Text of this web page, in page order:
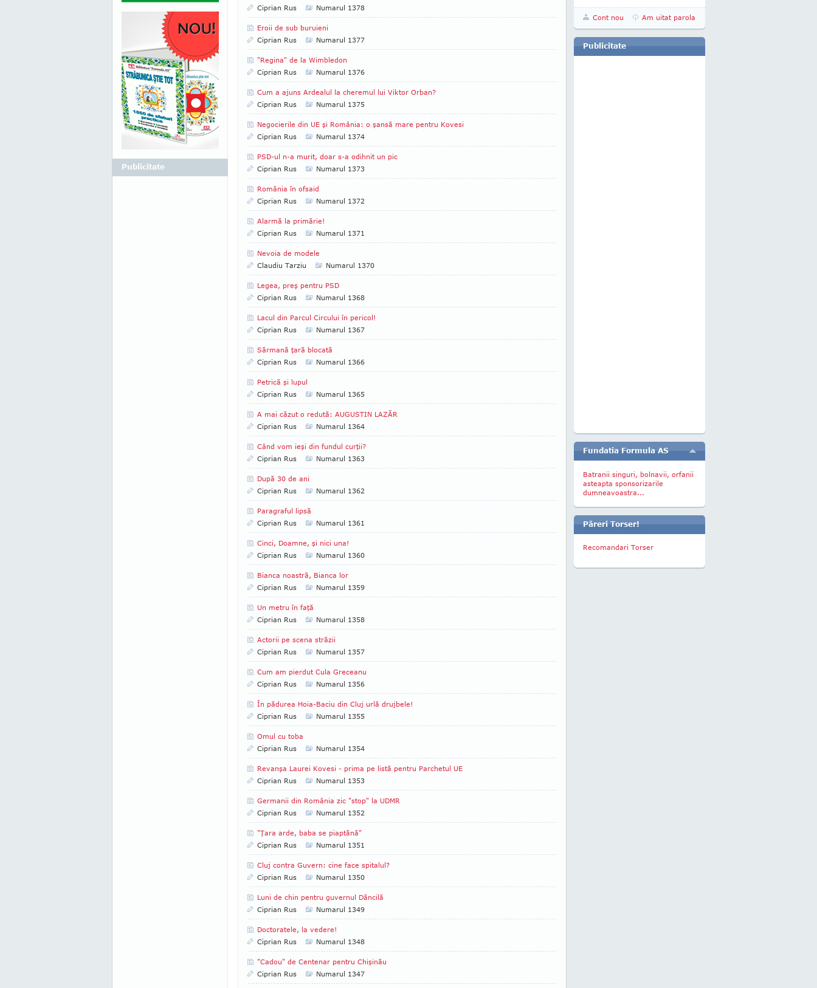
Ciprian Rus
Numarul 1378
Eroii de sub buruieni
Ciprian Rus
Numarul 1377
"Regina" de la Wimbledon
Ciprian Rus
Numarul 1376
Cum a ajuns Ardealul la cheremul lui Viktor Orban?
Ciprian Rus
Numarul 1375
Negocierile din UE şi România: o şansă mare pentru Kovesi
Ciprian Rus
Numarul 1374
PSD-ul n-a murit, doar s-a odihnit un pic
Ciprian Rus
Numarul 1373
România în ofsaid
Ciprian Rus
Numarul 1372
Alarmă la primărie!
Ciprian Rus
Numarul 1371
Nevoia de modele
Claudiu Tarziu
Numarul 1370
Legea, preş pentru PSD
Ciprian Rus
Numarul 1368
Lacul din Parcul Circului în pericol!
Ciprian Rus
Numarul 1367
Sărmană ţară blocată
Ciprian Rus
Numarul 1366
Petrică şi lupul
Ciprian Rus
Numarul 1365
A mai căzut o redută: AUGUSTIN LAZĂR
Ciprian Rus
Numarul 1364
Când vom ieşi din fundul curţii?
Ciprian Rus
Numarul 1363
După 30 de ani
Ciprian Rus
Numarul 1362
Paragraful lipsă
Ciprian Rus
Numarul 1361
Cinci, Doamne, şi nici una!
Ciprian Rus
Numarul 1360
Bianca noastră, Bianca lor
Ciprian Rus
Numarul 1359
Un metru în faţă
Ciprian Rus
Numarul 1358
Actorii pe scena străzii
Ciprian Rus
Numarul 1357
Cum am pierdut Cula Greceanu
Ciprian Rus
Numarul 1356
În pădurea Hoia-Baciu din Cluj urlă drujbele!
Ciprian Rus
Numarul 1355
Omul cu toba
Ciprian Rus
Numarul 1354
Revanşa Laurei Kovesi - prima pe listă pentru Parchetul UE
Ciprian Rus
Numarul 1353
Germanii din România zic "stop" la UDMR
Ciprian Rus
Numarul 1352
"Ţara arde, baba se piaptănă"
Ciprian Rus
Numarul 1351
Cluj contra Guvern: cine face spitalul?
Ciprian Rus
Numarul 1350
Luni de chin pentru guvernul Dăncilă
Ciprian Rus
Numarul 1349
Doctoratele, la vedere!
Ciprian Rus
Numarul 1348
"Cadou" de Centenar pentru Chişinău
Ciprian Rus
Numarul 1347
Publicitate
Cont nou Am uitat parola
Publicitate
Fundatia Formula AS
Batranii singuri, bolnavii, orfanii
asteapta sponsorizarile
dumneavoastra...
Păreri Torser!
Recomandari Torser